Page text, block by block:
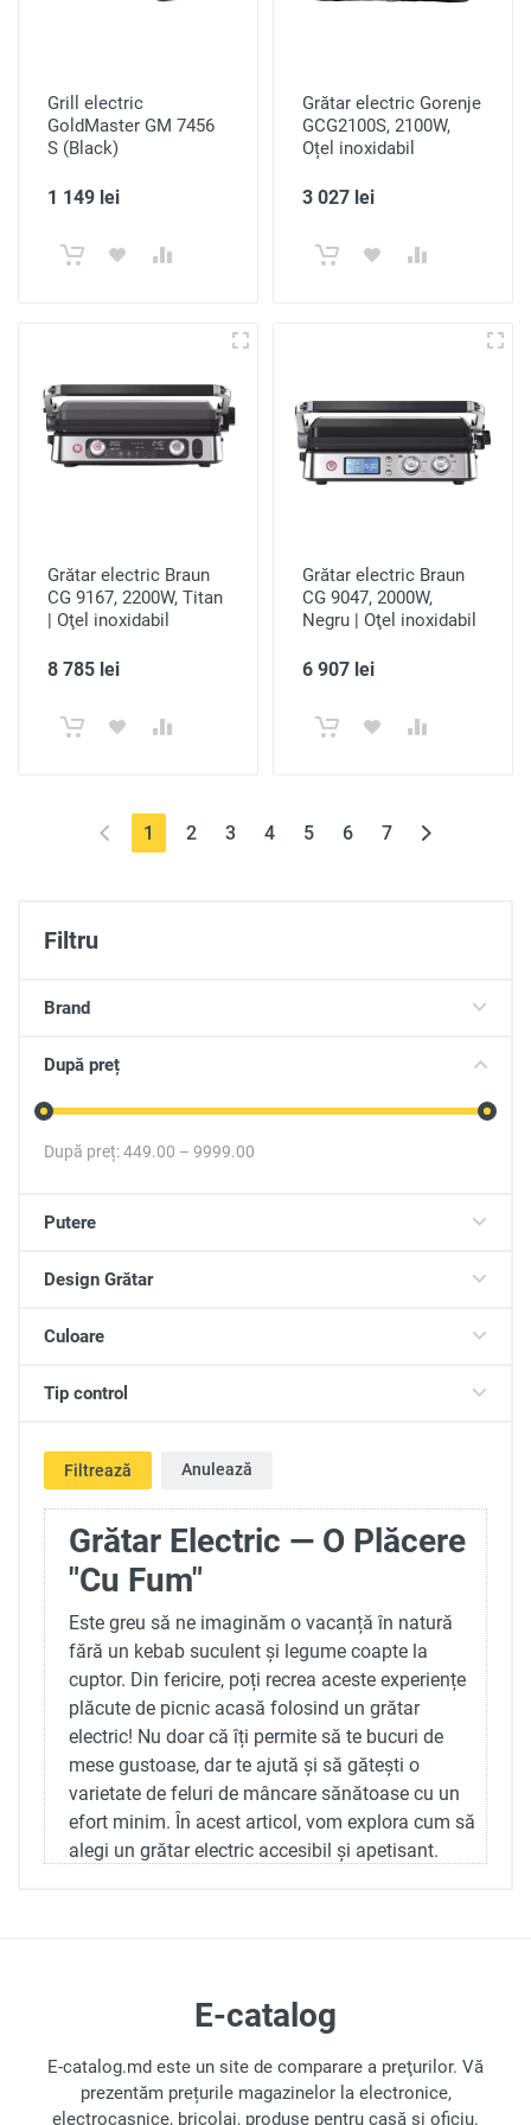
Filtru
Brand
După preț
După preț:449.00 – 9999.00
Putere
Design Grătar
Culoare
Tip control
Filtrează Anulează
Grătar Electric — O Plăcere
"Cu Fum"
Este greu să ne imaginăm o vacanță în natură
fără un kebab suculent și legume coapte la
cuptor. Din fericire, poți recrea aceste experiențe
plăcute de picnic acasă folosind un grătar
electric! Nu doar că îți permite să te bucuri de
mese gustoase, dar te ajută și să gătești o
varietate de feluri de mâncare sănătoase cu un
efort minim. În acest articol, vom explora cum să
alegi un grătar electric accesibil și apetisant.
— Acestea sunt grătare de contact
cărbuni, unde ingredientele sunt așezate pe
o suprafață de gătit. Necesită monitorizare
Grill electric
GoldMaster GM 7456
S (Black)
1 149 lei
Grătar electric Gorenje
GCG2100S, 2100W,
Oțel inoxidabil
3 027 lei
Grătar electric Braun
CG 9167, 2200W, Titan
| Oţel inoxidabil
8 785 lei
Grătar electric Braun
CG 9047, 2000W,
Negru | Oţel inoxidabil
6 907 lei
1 (current)
2 3 4 5 6 7
E-catalog
E-catalog.md este un site de comparare a preţurilor. Vă
prezentăm prețurile magazinelor la electronice,
electrocasnice, bricolaj, produse pentru casă și oficiu.